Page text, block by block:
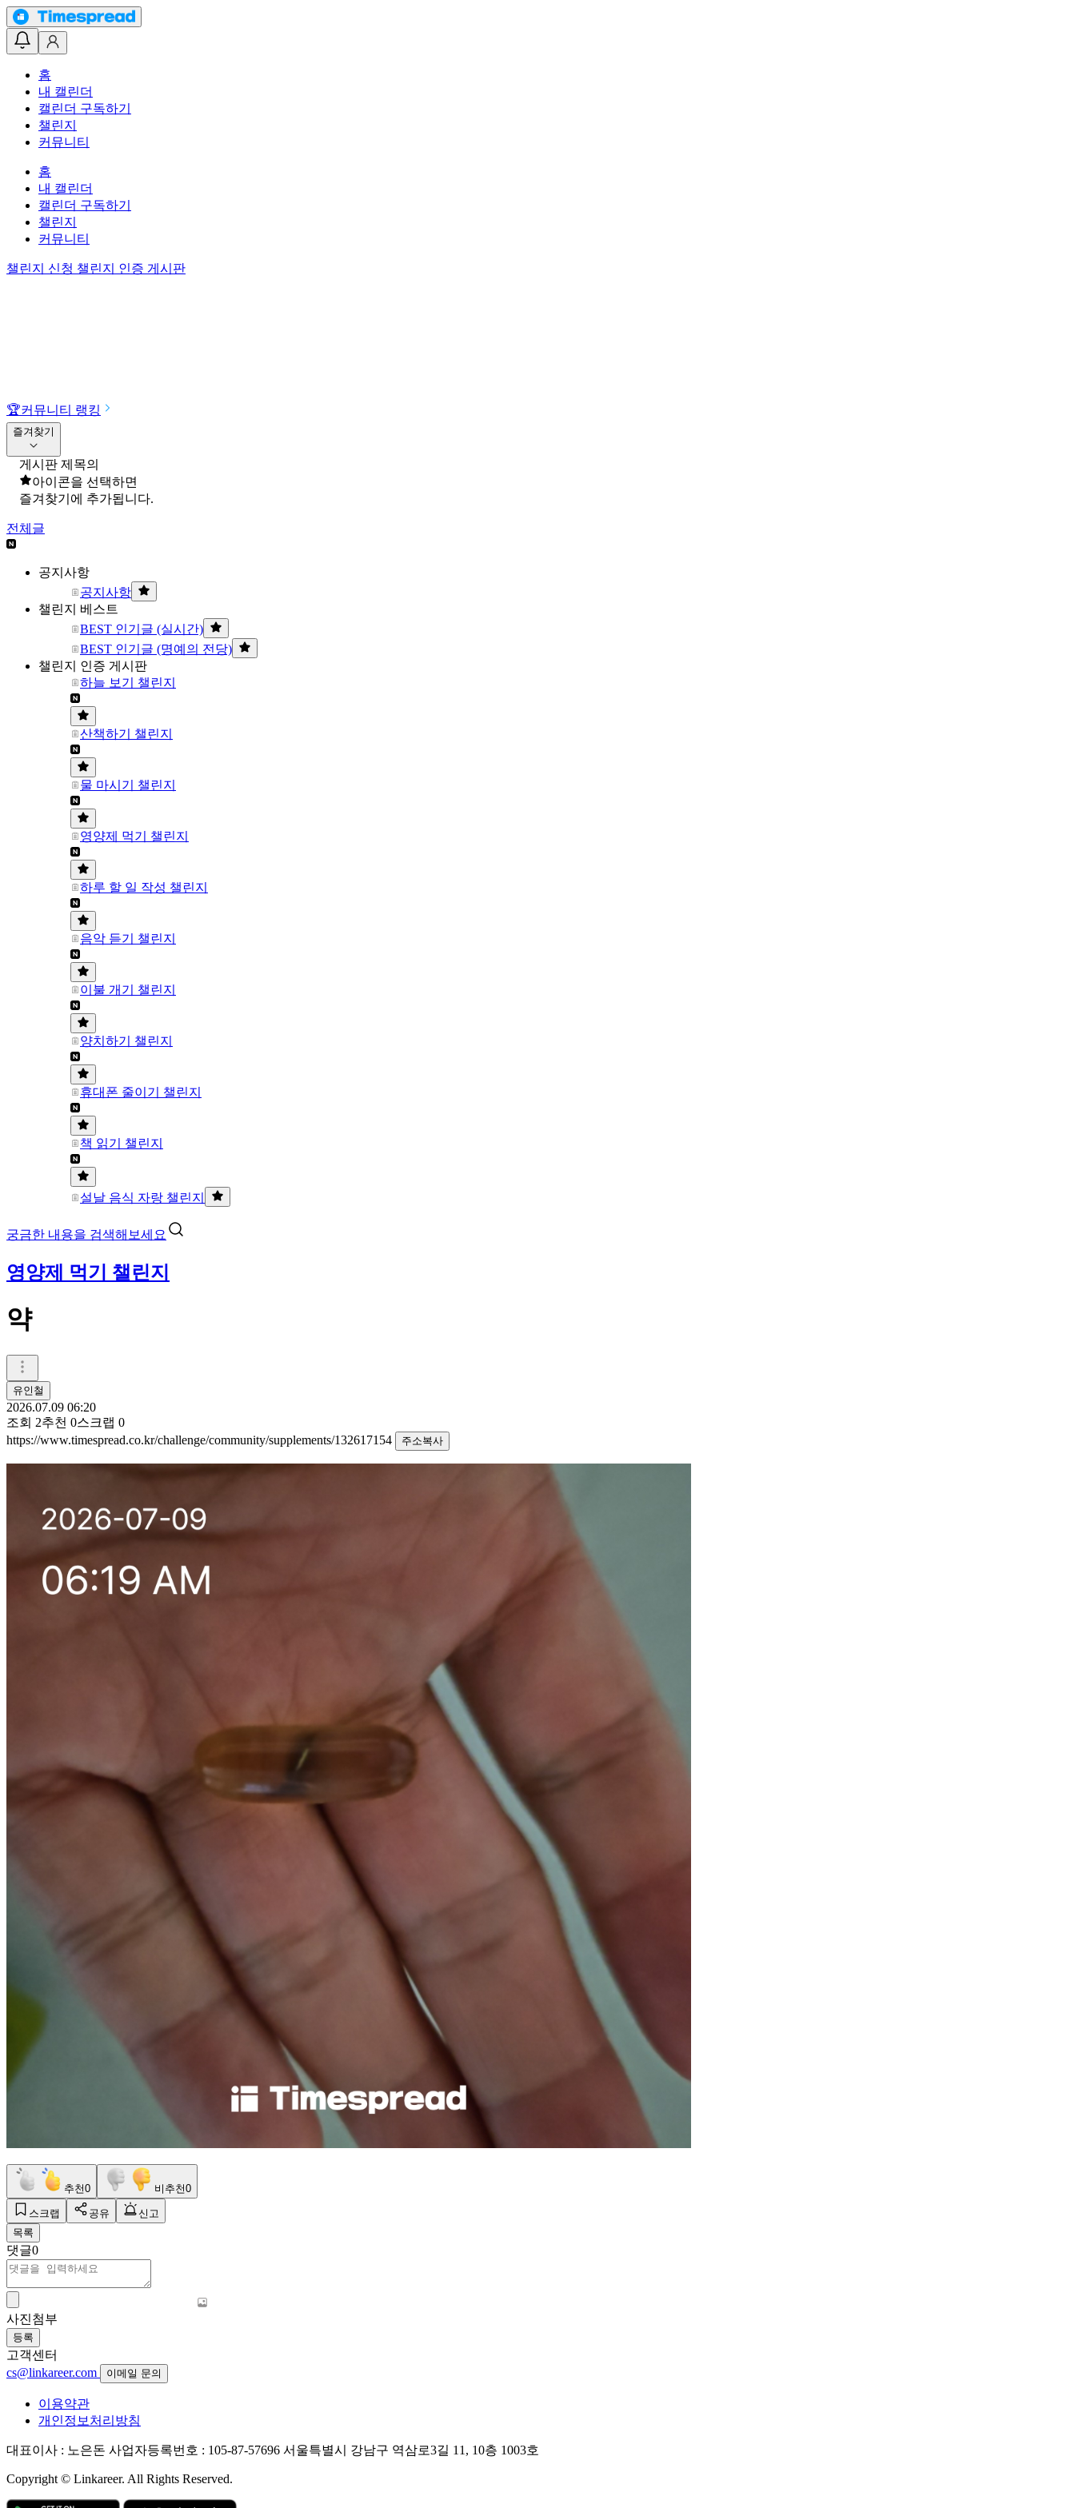
홈
내 캘린더
캘린더 구독하기
챌린지
커뮤니티
홈
내 캘린더
캘린더 구독하기
챌린지
커뮤니티
챌린지 신청 챌린지 인증 게시판
🏆커뮤니티 랭킹
즐겨찾기
게시판 제목의
아이콘을 선택하면
즐겨찾기에 추가됩니다.
전체글
공지사항
공지사항
챌린지 베스트
BEST 인기글 (실시간)
BEST 인기글 (명예의 전당)
챌린지 인증 게시판
하늘 보기 챌린지
산책하기 챌린지
물 마시기 챌린지
영양제 먹기 챌린지
하루 할 일 작성 챌린지
음악 듣기 챌린지
이불 개기 챌린지
양치하기 챌린지
휴대폰 줄이기 챌린지
책 읽기 챌린지
설날 음식 자랑 챌린지
궁금한 내용을 검색해보세요
영양제 먹기 챌린지
약
유인철
2026.07.09 06:20
조회 2추천 0스크랩 0
https://www.timespread.co.kr/challenge/community/supplements/132617154
주소복사
추천0 비추천0
스크랩 공유
신고
목록
댓글0
사진첨부
등록
고객센터
cs@linkareer.com
이메일 문의
이용약관
개인정보처리방침
대표이사 : 노은돈 사업자등록번호 : 105-87-57696 서울특별시 강남구 역삼로3길 11, 10층 1003호
Copyright © Linkareer. All Rights Reserved.